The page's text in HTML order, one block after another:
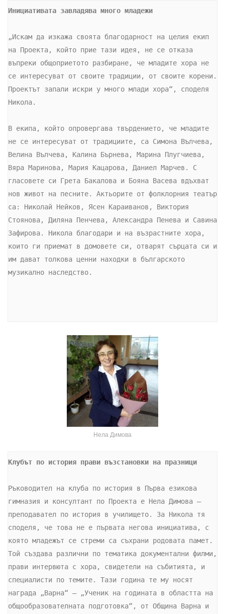
Инициативата завладява много младежи
„Искам да изкажа своята благодарност на целия екип
на Проекта, който прие тази идея, не се отказа
въпреки общоприетото разбиране, че младите хора не
се интересуват от своите традиции, от своите корени.
Проектът запали искри у много млади хора“, споделя
Никола.
В екипа, който опровергава твърдението, че младите
не се интересуват от традициите, са Симона Вълчева,
Велина Вълчева, Калина Бърнева, Марина Плугчиева,
Вяра Маринова, Мария Кацарова, Даниел Марчев. С
гласовете си Грета Бакалова и Бояна Васева вдъхват
нов живот на песните. Актьорите от фолклорния театър
са: Николай Нейков, Ясен Караиванов, Виктория
Стоянова, Диляна Пенчева, Александра Пенева и Савина
Зафирова. Никола благодари и на възрастните хора,
които ги приемат в домовете си, отварят сърцата си и
им дават толкова ценни находки в българското
музикално наследство.
Нела Димова
Клубът по история прави възстановки на празници
Ръководител на клуба по история в Първа езикова
гимназия и консултант по Проекта е Нела Димова –
преподавател по история в училището. За Никола тя
споделя, че това не е първата негова инициатива, с
която младежът се стреми са съхрани родовата памет.
Той създава различни по тематика документални филми,
прави интервюта с хора, свидетели на събитията, и
специалисти по темите. Тази година те му носят
награда „Варна“ – „Ученик на годината в областта на
общообразователната подготовка“, от Община Варна и